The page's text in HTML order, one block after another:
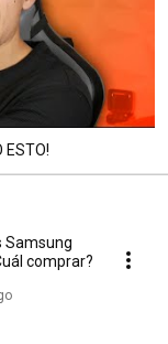
ESTO!
Samsung
comprar?